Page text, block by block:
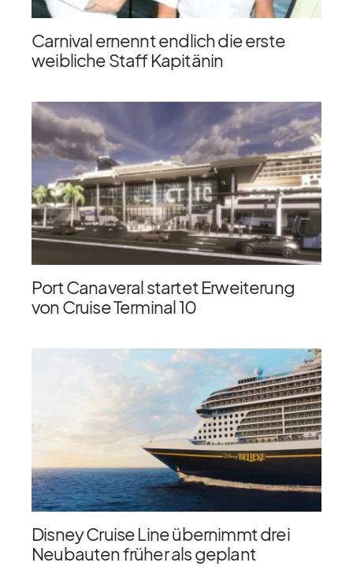
Carnival ernennt endlich die erste
weibliche Staff Kapitänin
Port Canaveral startet Erweiterung
von Cruise Terminal 10
Disney Cruise Line übernimmt drei
Neubauten früher als geplant